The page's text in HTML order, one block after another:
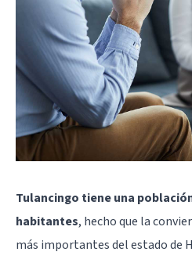
Tulancingo tiene una
habitantes, hecho que la
más importantes del estado de